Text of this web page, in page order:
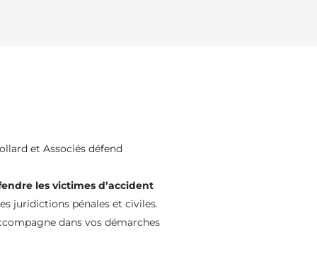
et Associés défend
les victimes d’accident
juridictions pénales et civiles.
dans vos démarches